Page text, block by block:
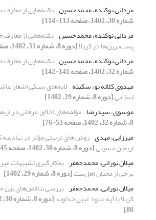
مردانی نوکنده، محمدحسین نکته‌هایی از
شماره 30، 1402، صفحه 113-114]
مردانی نوکنده، محمدحسین نکته‌هایی از
پست‌ترین‌ها در کربلا[دوره 8، شماره 31، 1402، صفحه 111-116]
مردانی نوکنده، محمدحسین نکته‌هایی از
شماره 32، 1402، صفحه 141-142]
مهدوی کلاته نو، سکینه لایه‌های سبکی اشعار
اسلامی[دوره 8، شماره 29، 1402]
موسوی، سیدرضا مؤلفه‌های اخلاق عرفانی در
8، شماره 32، 1402، صفحه 53-76]
میرزایی، مهدی روش های تربیتی مؤثر در
اربعین حسینی[دوره 8، شماره 30، 1402، صفحه 45-58]
میلان نورانی، محمدجعفر به‌کارگیری تشبیهات
برخی از محبان اهل‌بیت[دوره 8، شماره 29، 1402]
میلان نورانی، محمدجعفر بررسی تناقض‌های بین
کربلا با آیه جنود غیبی خداوند
80]